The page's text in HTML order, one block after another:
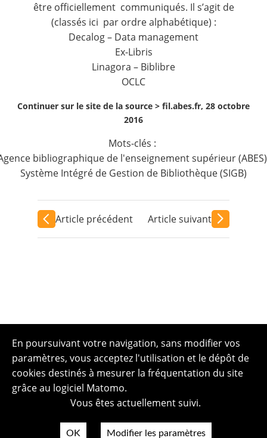
être officiellement communiqués. Il s’agit de
(classés ici par ordre alphabétique) :
Decalog – Data management
Ex-Libris
Linagora – Biblibre
OCLC
Continuer sur le site de la source > fil.abes.fr, 28 octobre
2016
Mots-clés :
bibliographique de l'enseignement supérieur (ABES)
Système Intégré de Gestion de Bibliothèque (SIGB)
Article précédent Article suivant
En poursuivant votre navigation, sans modifier vos
paramètres, vous acceptez l'utilisation et le dépôt de
cookies destinés à mesurer la fréquentation du site
grâce au logiciel Matomo.
Vous êtes actuellement suivi.
OK Modifier les paramètres